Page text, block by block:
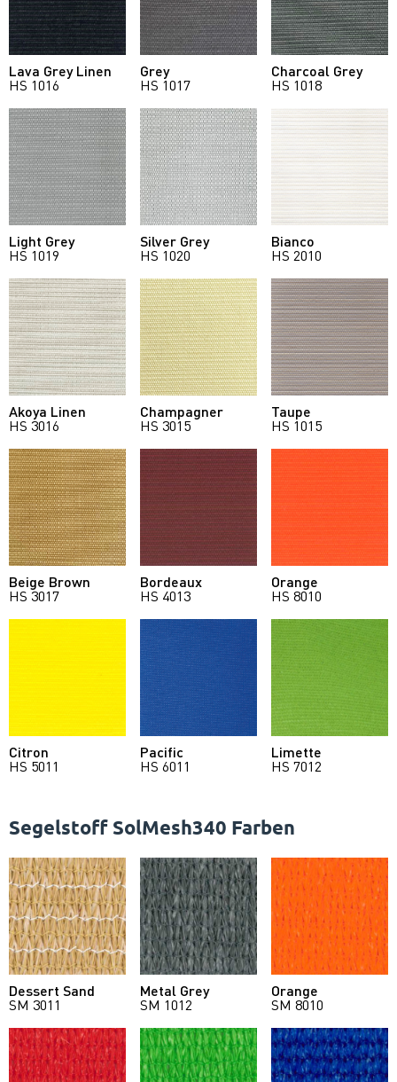
Lava Grey Linen
HS 1016
Grey
HS 1017
Charcoal Grey
HS 1018
Light Grey
HS 1019
Silver Grey
HS 1020
Bianco
HS 2010
Akoya Linen
HS 3016
Champagner
HS 3015
Taupe
HS 1015
Beige Brown
HS 3017
Bordeaux
HS 4013
Orange
HS 8010
Citron
HS 5011
Pacific
HS 6011
Limette
HS 7012
Segelstoff SolMesh340 Farben
Dessert Sand
SM 3011
Metal Grey
SM 1012
Orange
SM 8010